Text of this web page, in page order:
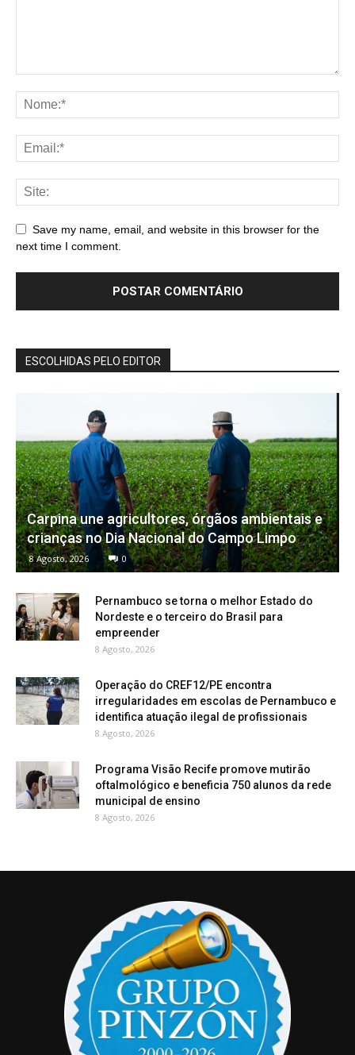
Save my name, email, and website in this browser for the
next time I comment.
ESCOLHIDAS PELO EDITOR
Carpina une agricultores, órgãos ambientais e
crianças no Dia Nacional do Campo Limpo
8 Agosto, 2026 0
Pernambuco se torna o melhor Estado do
Nordeste e o terceiro do Brasil para
empreender
8 Agosto, 2026
Operação do CREF12/PE encontra
irregularidades em escolas de Pernambuco e
identifica atuação ilegal de profissionais
8 Agosto, 2026
Programa Visão Recife promove mutirão
oftalmológico e beneficia 750 alunos da rede
municipal de ensino
8 Agosto, 2026